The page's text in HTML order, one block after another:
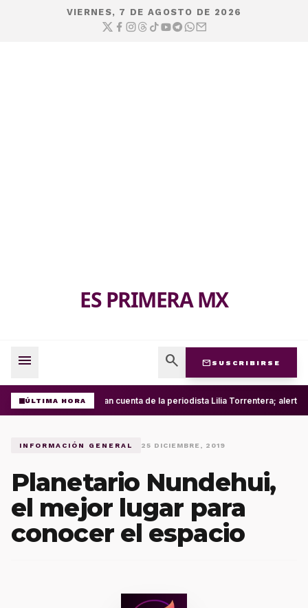
VIERNES, 7 DE AGOSTO DE 2026
ES PRIMERA MX
menu search mail SUSCRIBIRSE
ÚLTIMA HORA Roban cuenta de la periodista Lilia Torrentera;
INFORMACIÓN GENERAL 25 DICIEMBRE, 2019
Planetario Nundehui,
el mejor lugar para
conocer el espacio